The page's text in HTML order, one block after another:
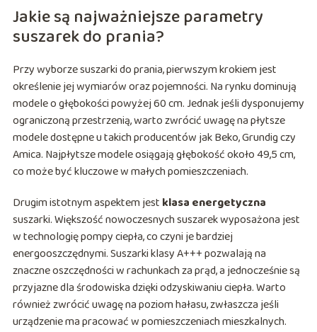
Jakie są najważniejsze parametry
suszarek do prania?
Przy wyborze suszarki do prania, pierwszym krokiem jest
określenie jej wymiarów oraz pojemności. Na rynku dominują
modele o głębokości powyżej 60 cm. Jednak jeśli dysponujemy
ograniczoną przestrzenią, warto zwrócić uwagę na płytsze
modele dostępne u takich producentów jak Beko, Grundig czy
Amica. Najpłytsze modele osiągają głębokość około 49,5 cm,
co może być kluczowe w małych pomieszczeniach.
Drugim istotnym aspektem jest klasa energetyczna
suszarki. Większość nowoczesnych suszarek wyposażona jest
w technologię pompy ciepła, co czyni je bardziej
energooszczędnymi. Suszarki klasy A+++ pozwalają na
znaczne oszczędności w rachunkach za prąd, a jednocześnie są
przyjazne dla środowiska dzięki odzyskiwaniu ciepła. Warto
również zwrócić uwagę na poziom hałasu, zwłaszcza jeśli
urządzenie ma pracować w pomieszczeniach mieszkalnych.